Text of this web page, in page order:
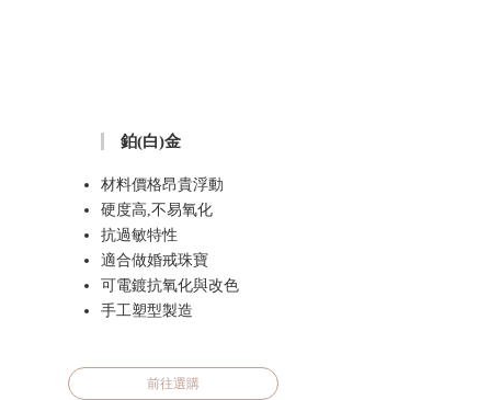
鉑(白)金
材料價格昂貴浮動
硬度高,不易氧化
抗過敏特性
適合做婚戒珠寶
可電鍍抗氧化與改色
手工塑型製造
前往選購